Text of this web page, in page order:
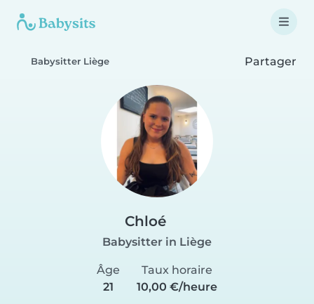
Babysitter Liège Partager
Chloé
Babysitter in Liège
Âge
21
Taux horaire
10,00 €/heure